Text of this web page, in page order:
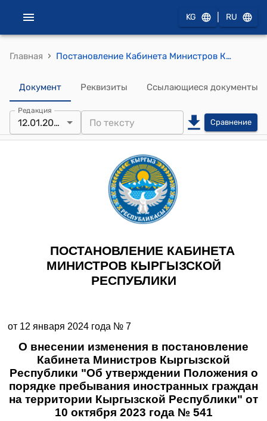
KG RU
Главная › Постановление Кабинета Министров КР от 12 января 2024 года № 7 "О внесении изменения в постановление Кабинета Министров Кыргызской Республики "Об утверждении Положения о порядке пребывания иностранных граждан на территории Кыргызской Республики" от 10 октября 2023 года № 541"
Документ Реквизиты Ссылающиеся документы
Редакция
12.01.2024 Сравнение